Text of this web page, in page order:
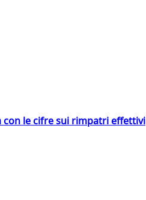
con le cifre sui rimpatri effettivi